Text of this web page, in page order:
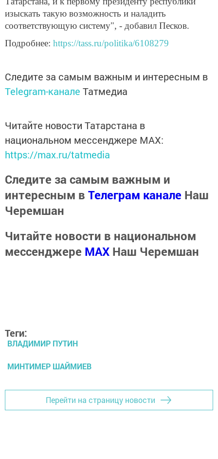
изыскать такую возможность и наладить
соответствующую систему", - добавил Песков.
Подробнее: https://tass.ru/politika/6108279
Следите за самым важным и интересным в
Telegram-канале Татмедиа
Читайте новости Татарстана в
национальном мессенджере MАХ:
https://max.ru/tatmedia
Следите за самым важным и
интересным в Телеграм канале Наш
Черемшан
Читайте новости в национальном
мессенджере MАХ Наш Черемшан
Теги:
ВЛАДИМИР ПУТИН
МИНТИМЕР ШАЙМИЕВ
Перейти на страницу новости